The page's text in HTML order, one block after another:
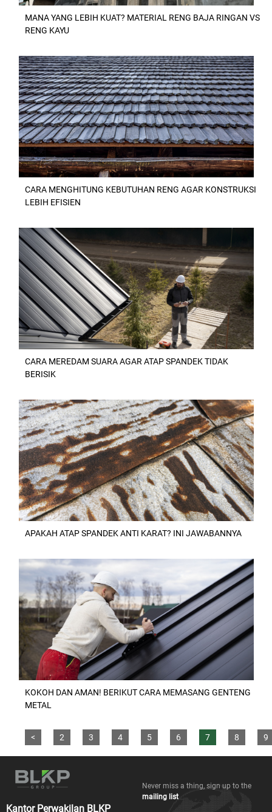
MANA YANG LEBIH KUAT? MATERIAL RENG BAJA RINGAN VS
RENG KAYU
CARA MENGHITUNG KEBUTUHAN RENG AGAR KONSTRUKSI
LEBIH EFISIEN
CARA MEREDAM SUARA AGAR ATAP SPANDEK TIDAK
BERISIK
APAKAH ATAP SPANDEK ANTI KARAT? INI JAWABANNYA
KOKOH DAN AMAN! BERIKUT CARA MEMASANG GENTENG
METAL
< 2 3 4 5 6 7 8 9
Kantor Perwakilan BLKP
Never miss a thing, sign up to the
mailing list